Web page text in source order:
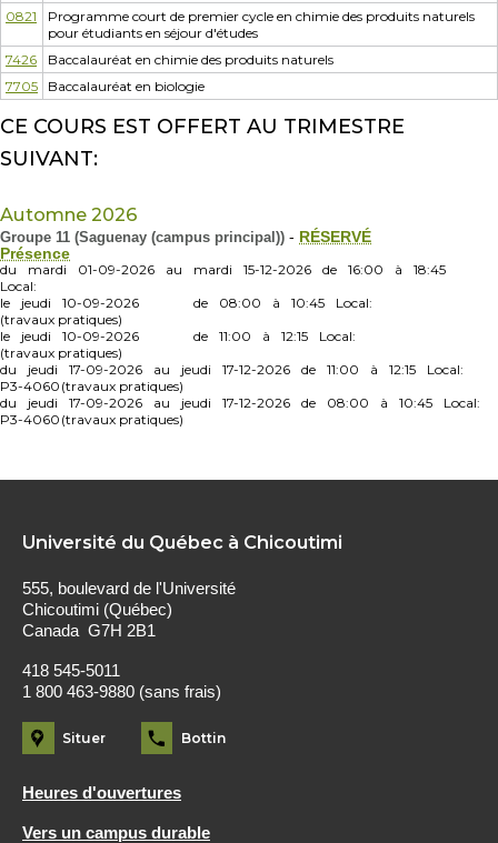
0821
Programme court de premier cycle en chimie des produits naturels
pour étudiants en séjour d'études
7426
Baccalauréat en chimie des produits naturels
7705
Baccalauréat en biologie
CE COURS EST OFFERT AU TRIMESTRE
SUIVANT:
Automne 2026
Groupe 11 (Saguenay (campus principal)) - RÉSERVÉ
Présence
du
mardi 01-09-2026 au mardi 15-12-2026 de 16:00 à
18:45
Local:
le
jeudi 10-09-2026 de 08:00 à 10:45
Local:
(travaux pratiques)
le
jeudi 10-09-2026 de 11:00 à 12:15
Local:
(travaux pratiques)
du
jeudi 17-09-2026 au jeudi 17-12-2026 de 11:00 à 12:15
Local:
P3-4060 (travaux pratiques)
du
jeudi 17-09-2026 au jeudi 17-12-2026 de 08:00 à 10:45
Local:
P3-4060 (travaux pratiques)
Université du Québec à Chicoutimi
555, boulevard de l'Université
Chicoutimi (Québec)
Canada G7H 2B1
418 545-5011
1 800 463-9880 (sans frais)
Situer Bottin
Heures d'ouvertures
Vers un campus durable